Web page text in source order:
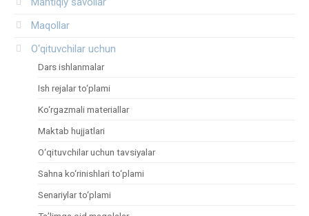
Maqollar
O‘qituvchilar uchun
Dars ishlanmalar
Ish rejalar to‘plami
Ko‘rgazmali materiallar
Maktab hujjatlari
O‘qituvchilar uchun tavsiyalar
Sahna ko‘rinishlari to‘plami
Senariylar to‘plami